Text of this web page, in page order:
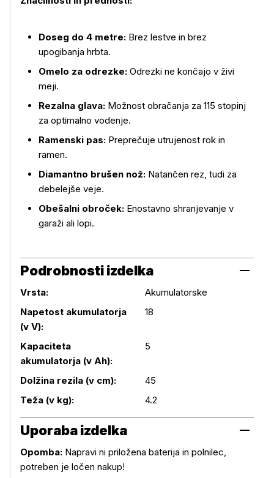
Doseg do 4 metre: Brez lestve in brez
upogibanja hrbta.
Omelo za odrezke: Odrezki ne končajo v živi
meji.
Rezalna glava: Možnost obračanja za 115 stopinj
za optimalno vodenje.
Ramenski pas: Preprečuje utrujenost rok in
ramen.
Diamantno brušen nož: Natančen rez, tudi za
debelejše veje.
Obešalni obroček: Enostavno shranjevanje v
garaži ali lopi.
Podrobnosti izdelka
Podrobnosti izdelka
Vrsta:
Akumulatorske
Napetost akumulatorja
(v V):
18
Kapaciteta
akumulatorja (v Ah):
5
Dolžina rezila (v cm):
45
Teža (v kg):
4.2
Uporaba izdelka
Uporaba izdelka
Opomba: Napravi ni priložena baterija in polnilec,
potreben je ločen nakup!